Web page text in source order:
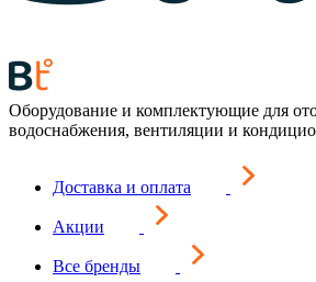
Оборудование и комплектующие для
водоснабжения, вентиляции и
Доставка и оплата
Акции
Все бренды